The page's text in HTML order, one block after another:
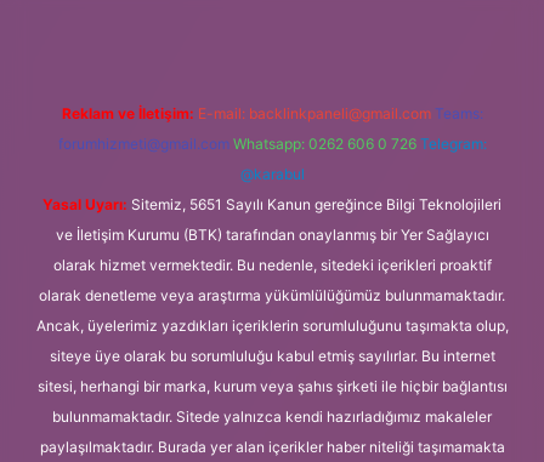
Reklam ve İletişim: E-mail: backlinkpaneli@gmail.com Teams:
forumhizmeti@gmail.com Whatsapp: 0262 606 0 726 Telegram:
@karabul
Yasal Uyarı: Sitemiz, 5651 Sayılı Kanun gereğince Bilgi Teknolojileri
ve İletişim Kurumu (BTK) tarafından onaylanmış bir Yer Sağlayıcı
olarak hizmet vermektedir. Bu nedenle, sitedeki içerikleri proaktif
olarak denetleme veya araştırma yükümlülüğümüz bulunmamaktadır.
Ancak, üyelerimiz yazdıkları içeriklerin sorumluluğunu taşımakta olup,
siteye üye olarak bu sorumluluğu kabul etmiş sayılırlar. Bu internet
sitesi, herhangi bir marka, kurum veya şahıs şirketi ile hiçbir bağlantısı
bulunmamaktadır. Sitede yalnızca kendi hazırladığımız makaleler
paylaşılmaktadır. Burada yer alan içerikler haber niteliği taşımamakta